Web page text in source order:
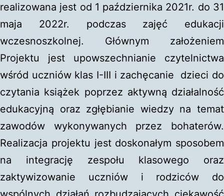
realizowana jest od 1 października 2021r. do 31
maja 2022r. podczas zajęć edukacji
wczesnoszkolnej. Głównym założeniem
Projektu jest upowszechnianie czytelnictwa
wśród uczniów klas I-III i zachęcanie dzieci do
czytania książek poprzez aktywną działalność
edukacyjną oraz zgłębianie wiedzy na temat
zawodów wykonywanych przez bohaterów.
Realizacja projektu jest doskonałym sposobem
na integrację zespołu klasowego oraz
zaktywizowanie uczniów i rodziców do